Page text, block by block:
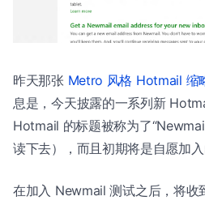
昨天那张 Metro 风格 Hotmail 缩
息是，今天披露的一系列新
Hotmail 的标题被称为了
读下去），而且初期将是自愿加入
在加入 Newmail 测试之后，将收